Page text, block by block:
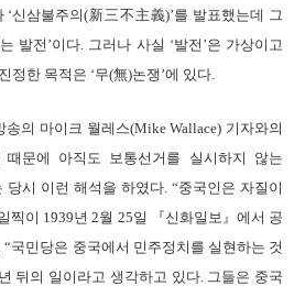
‘신삼불주의(新三不主義)’를 발표했는데 그
발전’이다. 그러나 사실 ‘발전’은 가상이고
정한 목적은 ‘무(無)논쟁’에 있다.
의 마이크 월레스(Mike Wallace) 기자와의
때문에 아직도 보통선거를 실시하지 않는
당시 이런 해석을 하였다. “중국인은 자질이
찍이 1939년 2월 25일 『신화일보』에서 공
국민당은 중국에서 민주정치를 실현하는 것
뒤의 일이라고 생각하고 있다. 그들은 중국